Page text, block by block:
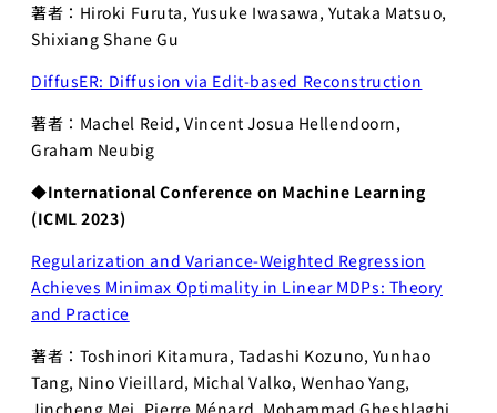
大規模言
語モデル
講座1
デル講座2
クス
創造的も
のづくり
プロジェ
クト／創
造性工学
プロジェ
Physical
著者：Hiroki Furuta, Yusuke Iwasawa, Yutaka Matsuo,
Shixiang Shane Gu
DiffusER: Diffusion via Edit-based Reconstruction
著者：Machel Reid, Vincent Josua Hellendoorn,
Graham Neubig
◆International Conference on Machine Learning
(ICML 2023)
Regularization and Variance-Weighted Regression
Achieves Minimax Optimality in Linear MDPs: Theory
and Practice
著者：Toshinori Kitamura, Tadashi Kozuno, Yunhao
Tang, Nino Vieillard, Michal Valko, Wenhao Yang,